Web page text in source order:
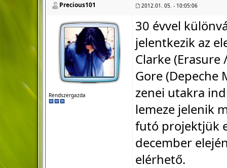
Precious101
2012.01. 05. - 10:05:06
Rendszergazda
30 évvel
jelentkezik az
Clarke (Erasure
Gore (Depeche
zenei utakra
lemeze jelenik
futó projektjük
december
elérhető.